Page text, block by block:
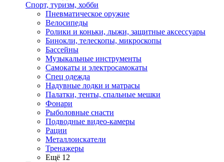
Спорт, туризм, хобби
Пневматическое оружие
Велосипеды
Ролики и коньки, лыжи, защитные аксессуары
Бинокли, телескопы, микроскопы
Бассейны
Музыкальные инструменты
Самокаты и электросамокаты
Спец одежда
Надувные лодки и матрасы
Палатки, тенты, спальные мешки
Фонари
Рыболовные снасти
Подводные видео-камеры
Рации
Металлоискатели
Тренажеры
Ещё 12